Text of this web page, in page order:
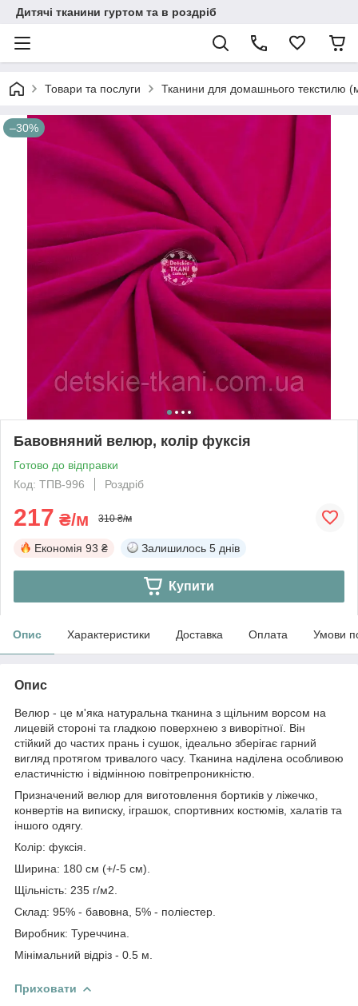
Дитячі тканини гуртом та в роздріб
Товари та послуги Тканини для домашнього текстилю
–30%
Бавовняний велюр, колір фуксія
Готово до відправки
Код: ТПВ-996
Роздріб
217 ₴/м 310 ₴/м
Економія 93 ₴ Залишилось 5 днів
Купити
Опис Характеристики Доставка Оплата Умови
Опис
Велюр - це м'яка натуральна тканина з щільним ворсом на
лицевій стороні та гладкою поверхнею з виворітної. Він
стійкий до частих прань і сушок, ідеально зберігає гарний
вигляд протягом тривалого часу. Тканина наділена особливою
еластичністю і відмінною повітрепроникністю.
Призначений велюр для виготовлення бортиків у ліжечко,
конвертів на виписку, іграшок, спортивних костюмів, халатів та
іншого одягу.
Колір: фуксія.
Ширина: 180 см (+/-5 см).
Щільність: 235 г/м2.
Склад: 95% - бавовна, 5% - поліестер.
Виробник: Туреччина.
Мінімальний відріз - 0.5 м.
Приховати